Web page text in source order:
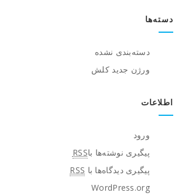
دسته‌ها
دسته‌بندی نشده
ورژن جدید کلش
اطلاعات
ورود
پیگیری نوشته‌ها باRSS
پیگیری دیدگاه‌ها با RSS
WordPress.org